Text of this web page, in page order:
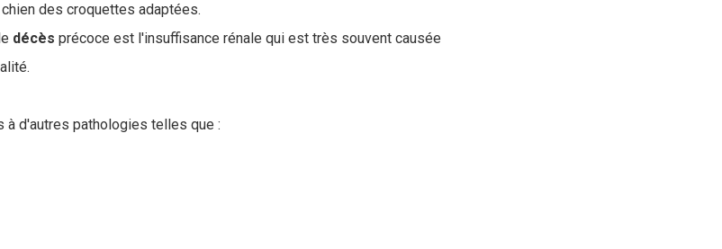
des croquettes adaptées.
décès précoce est l'insuffisance rénale qui est très souvent causée
d'autres pathologies telles que :